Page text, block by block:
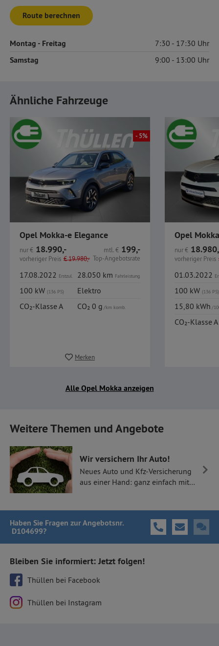
Route berechnen
Montag - Freitag 7:30 17:30
Samstag 9:00 13:00
Ähnliche Fahrzeuge
- 5%
Opel Mokka-e Elegance
nur€ 18.990,-
vorheriger Preis €19.980,-
mtl.€ 199,-
Top-Angebotsrate
17.08.2022 Erstzul. 28.050 km Fahrleistung
100 kW (136 PS)
Elektro
CO₂-Klasse A
CO₂ 0 g/km komb.
Merken
Opel
nur€
vorheriger Preis
01.03.2022
100 kW (136 PS)
15,80 kWh/
CO₂-Klasse A
Alle Opel Mokka anzeigen
Weitere Themen und Angebote
Wir versichern Ihr Auto!
Neues Auto und Kfz-Versicherung
aus einer Hand: ganz einfach mit
Haben Sie Fragen zur Angebotsnr.
D104699?
Bleiben Sie informiert: Jetzt folgen!
Thüllen bei Facebook
Thüllen bei Instagram